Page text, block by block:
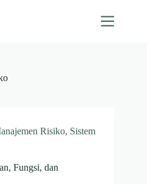
Risiko, Sistem
Fungsi, dan